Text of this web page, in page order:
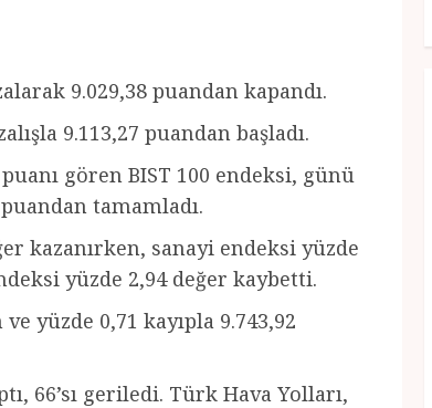
9.029,38 puandan kapandı.
9.113,27 puandan başladı.
gören BIST 100 endeksi, günü
tamamladı.
kazanırken, sanayi endeksi yüzde
yüzde 2,94 değer kaybetti.
yüzde 0,71 kayıpla 9.743,92
66’sı geriledi. Türk Hava Yolları,